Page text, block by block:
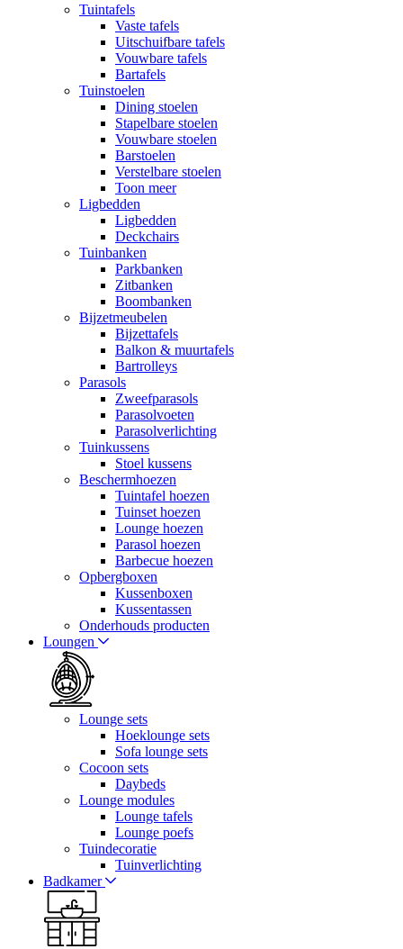
Tuintafels
Vaste tafels
Uitschuifbare tafels
Vouwbare tafels
Bartafels
Tuinstoelen
Dining stoelen
Stapelbare stoelen
Vouwbare stoelen
Barstoelen
Verstelbare stoelen
Toon meer
Ligbedden
Ligbedden
Deckchairs
Tuinbanken
Parkbanken
Zitbanken
Boombanken
Bijzetmeubelen
Bijzettafels
Balkon & muurtafels
Bartrolleys
Parasols
Zweefparasols
Parasolvoeten
Parasolverlichting
Tuinkussens
Stoel kussens
Beschermhoezen
Tuintafel hoezen
Tuinset hoezen
Lounge hoezen
Parasol hoezen
Barbecue hoezen
Opbergboxen
Kussenboxen
Kussentassen
Onderhouds producten
Loungen
Lounge sets
Hoeklounge sets
Sofa lounge sets
Cocoon sets
Daybeds
Lounge modules
Lounge tafels
Lounge poefs
Tuindecoratie
Tuinverlichting
Badkamer